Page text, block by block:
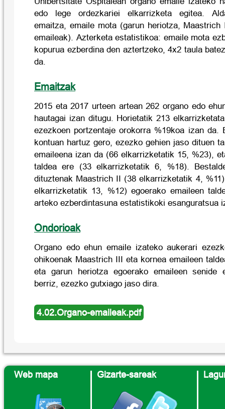
edo lege ordezkariei elkarrizketa egitea.
emaitza, emaile mota (garun heriotza,
emaileak). Azterketa estatistikoa: emaile mota
kopurua ezberdina den aztertzeko, 4x2 taula
da.
Emaitzak
2015 eta 2017 urteen artean 262 organo edo
hautagai izan ditugu. Horietatik 213
ezezkoen portzentaje orokorra %19koa izan da.
kontuan hartuz gero, ezezko gehien jaso dituen
emaileena izan da (66 elkarrizketatik 15, %23),
taldea ere (33 elkarrizketatik 6, %18).
dituztenak Maastrich II (38 elkarrizketatik 4,
elkarrizketatik 13, %12) egoerako emaileen
arteko ezberdintasuna estatistikoki esanguratsua
Ondorioak
Organo edo ehun emaile izateko aukerari
ohikoenak Maastrich III eta kornea emaileen
eta garun heriotza egoerako emaileen senide
berriz, ezezko gutxiago jaso dira.
4.02.Organo-emaileak.pdf
Web mapa Gizarte-sareak